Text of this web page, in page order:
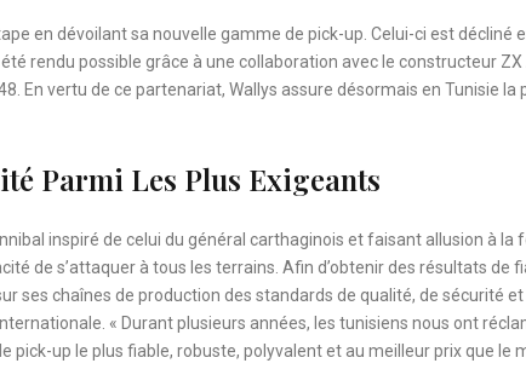
en dévoilant sa nouvelle gamme de pick-up. Celui-ci est décliné
rendu possible grâce à une collaboration avec le constructeur
En vertu de ce partenariat, Wallys assure désormais en Tunisie
Parmi Les Plus Exigeants
inspiré de celui du général carthaginois et faisant allusion à la
de s’attaquer à tous les terrains. Afin d’obtenir des résultats de
ses chaînes de production des standards de qualité, de sécurité
« Durant plusieurs années, les tunisiens nous ont
pick-up le plus fiable, robuste, polyvalent et au meilleur prix que le